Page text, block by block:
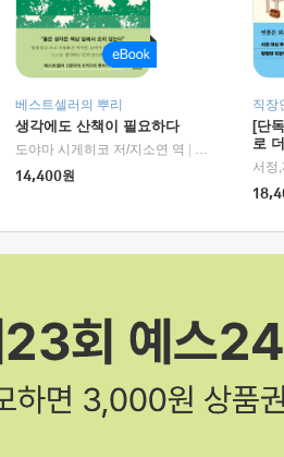
베스트셀러의 뿌리
생각에도 산책이 필요하다
도야마 시게히코 저/지소연 역
알에이치코리
14,400원
직장
[단
로